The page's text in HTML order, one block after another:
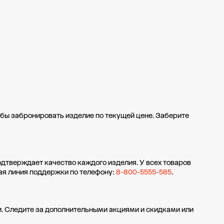
забронировать изделие по текущей цене. Заберите
качество каждого изделия. У всех товаров
линия поддержки по телефону: 8-800-5555-585.
за дополнительнымиакциями и скидкамиили